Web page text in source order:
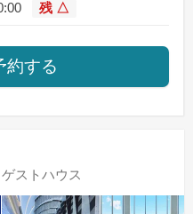
残 △
約する
ストハウス